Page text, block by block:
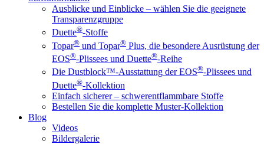
Ausblicke und Einblicke – wählen Sie die geeignete
Transparenzgruppe
Duette®-Stoffe
Topar® und Topar® Plus, die besondere Ausrüstung der
EOS®-Plissees und Duette®-Reihe
Die Dustblock™-Ausstattung der EOS®-Plissees und
Duette®-Kollektion
Einfach sicherer – schwerentflammbare Stoffe
Bestellen Sie die komplette Muster-Kollektion
Blog
Videos
Bildergalerie